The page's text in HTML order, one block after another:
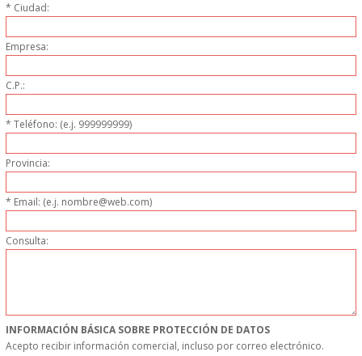
CONDICIONES DE USO
NOTICIAS
CERRAR
* Ciudad:
Empresa:
C.P.:
* Teléfono: (e.j. 999999999)
Provincia:
* Email: (e.j. nombre@web.com)
Consulta:
INFORMACIÓN BÁSICA SOBRE PROTECCIÓN DE DATOS
Acepto recibir información comercial, incluso por correo electrónico.